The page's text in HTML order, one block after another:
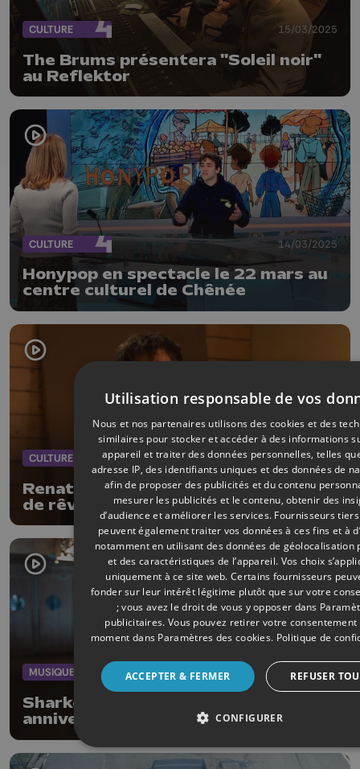
CULTURE 15/03/2025
The Brums présentera "Soleil noir"
au Reflektor
CULTURE 14/03/2025
Honypop en spectacle le 22 mars au
centre culturel de Chênée
CULTURE 22/02/2025
Renato présentera son 1er EP "Vie
de rêve" au Reflektor
MUSIQUE 30/11/2024
Sharko au Reflektor pour un concert
anniversaire accompagné de cuivres
Utilisation responsable de vos
Nous et nos partenaires utilisons des cookies et des
similaires pour stocker et accéder à des informations
appareil et traiter des données personnelles, telles
adresse IP, des identifiants uniques et des données de
afin de proposer des publicités et du contenu
mesurer les publicités et le contenu, obtenir des
d’audience et améliorer les services. Fournisseurs
peuvent également traiter vos données à ces fins et à
notamment en utilisant des données de géolocalisation
et des caractéristiques de l’appareil. Vos choix
uniquement à ce site web. Certains fournisseurs
fonder sur leur intérêt légitime plutôt que sur votre
; vous avez le droit de vous y opposer dans
publicitaires. Vous pouvez retirer votre
moment dans Paramètres des cookies. Politique de
ACCEPTER & FERMER REFUSER
CONFIGURER